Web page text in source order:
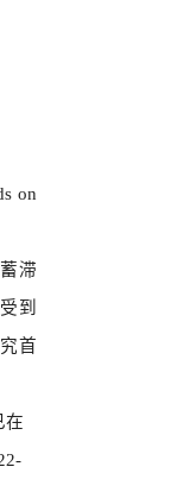
on
滞
到
首
在